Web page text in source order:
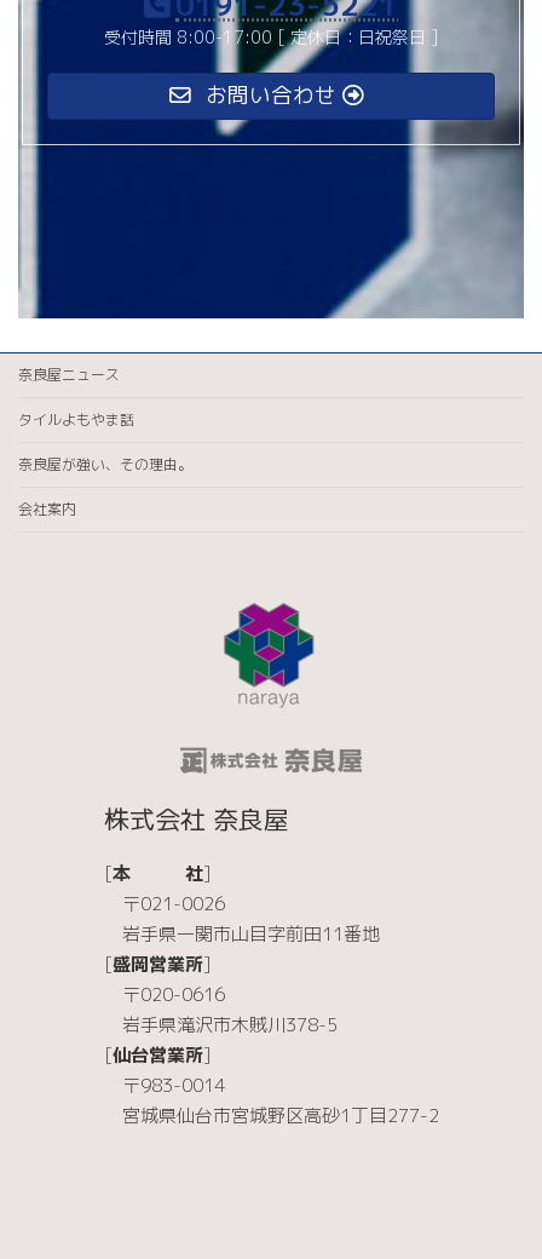
受付時間 8:00-17:00 [ 定休日：日祝祭日 ]
お問い合わせ
奈良屋ニュース
タイルよもやま話
奈良屋が強い、その理由。
会社案内
株式会社 奈良屋
[本 社]
〒021-0026
岩手県一関市山目字前田11番地
[盛岡営業所]
〒020-0616
岩手県滝沢市木賊川378-5
[仙台営業所]
〒983-0014
宮城県仙台市宮城野区高砂1丁目277-2